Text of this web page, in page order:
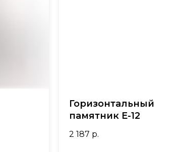
Горизонтальный
памятник Е-12
2 187 р.